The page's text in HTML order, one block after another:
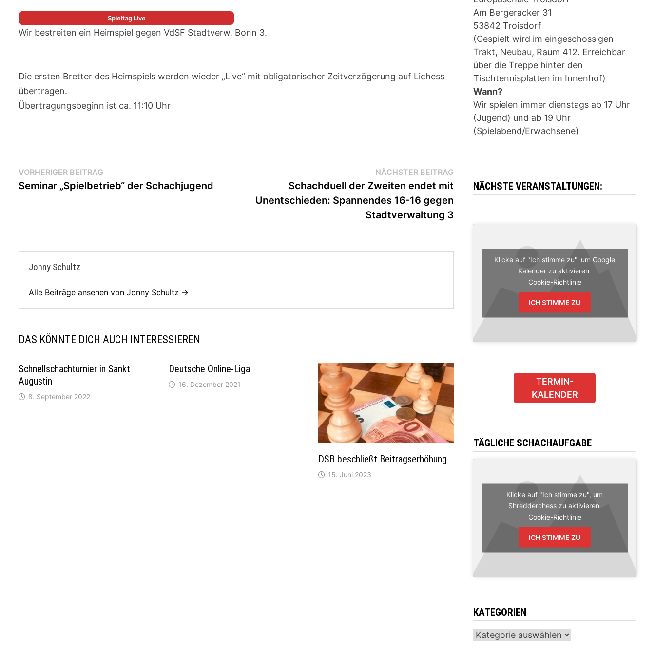
Spieltag Live
Wir bestreiten ein Heimspiel gegen VdSF Stadtverw. Bonn 3.
Die ersten Bretter des Heimspiels werden wieder „Live“ mit obligatorischer Zeitverzögerung auf Lichess
übertragen.
Übertragungsbeginn ist ca. 11:10 Uhr
Beitragsnavigation
VORHERIGER BEITRAG
Beitrag:
Seminar „Spielbetrieb“ der Schachjugend
NÄCHSTER BEITRAGNächster
Beitrag:
Schachduell der Zweiten endet mit
Unentschieden: Spannendes 16-16 gegen
Stadtverwaltung 3
Jonny Schultz
Alle Beiträge ansehen von Jonny Schultz →
DAS KÖNNTE DICH AUCH INTERESSIEREN
Schnellschachturnier in Sankt
Augustin
8. September 2022
Deutsche Online-Liga
16. Dezember 2021
DSB beschließt Beitragserhöhung
15. Juni 2023
Am Bergeracker 31
53842 Troisdorf
(Gespielt wird im eingeschossigen
Trakt, Neubau, Raum 412. Erreichbar
über die Treppe hinter den
Tischtennisplatten im Innenhof)
Wann?
Wir spielen immer dienstags ab 17 Uhr
(Jugend) und ab 19 Uhr
(Spielabend/Erwachsene)
NÄCHSTE VERANSTALTUNGEN:
Klicke auf "Ich stimme zu", um Google
Kalender zu aktivieren
Cookie-Richtlinie
ICH STIMME ZU
TERMIN-
KALENDER
TÄGLICHE SCHACHAUFGABE
Klicke auf "Ich stimme zu", um
Shredderchess zu aktivieren
Cookie-Richtlinie
ICH STIMME ZU
KATEGORIEN
Kategorien